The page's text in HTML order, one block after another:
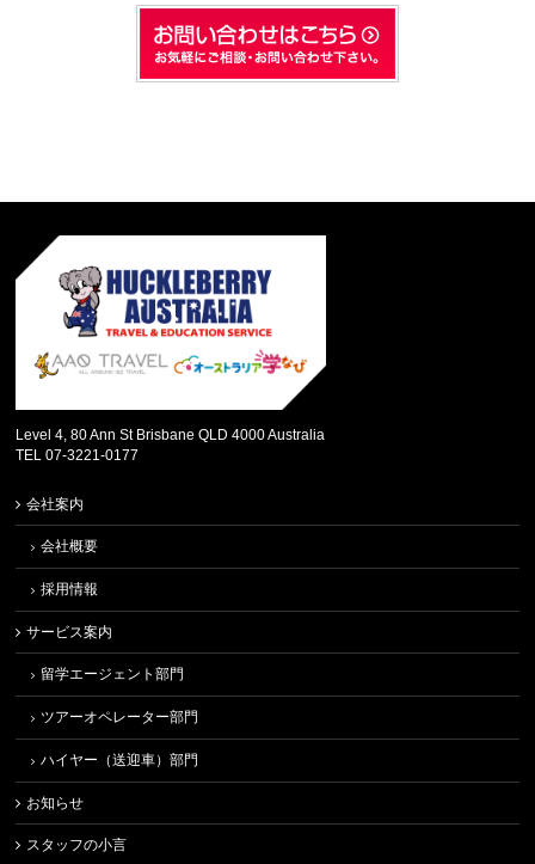
Level 4, 80 Ann St Brisbane QLD 4000 Australia
TEL 07-3221-0177
会社案内
会社概要
採用情報
サービス案内
留学エージェント部門
ツアーオペレーター部門
ハイヤー（送迎車）部門
お知らせ
スタッフの小言